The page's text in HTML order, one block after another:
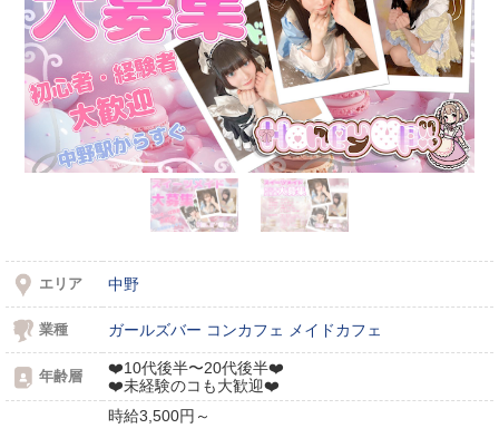
エリア 中野
業種 ガールズバー コンカフェ メイドカフェ
年齢層
❤️10代後半〜20代後半❤️
❤️未経験のコも大歓迎❤️
時給3,500円～